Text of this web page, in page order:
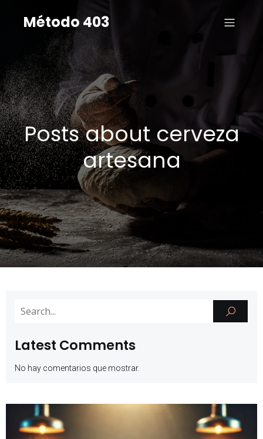
Método 403
Posts about cerveza
artesana
Latest Comments
No hay comentarios que mostrar.